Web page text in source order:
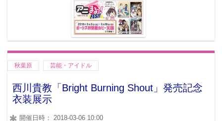
秋葉原 芸能・アイドル
西川貴教「Bright Burning Shout」発売記念
衣装展示
開催日時： 2018-03-06 10:00